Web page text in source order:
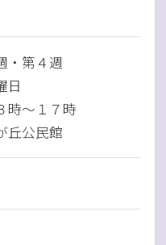
・第４週
日
時～１７時
丘公民館